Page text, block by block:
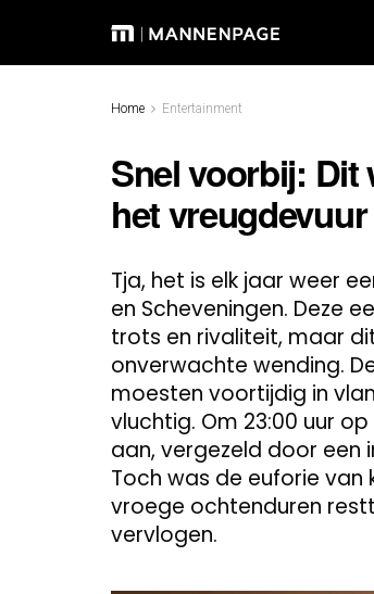
Home Entertainment
Snel voorbij: Dit
het
Tja, het is elk jaar weer
en Scheveningen. Deze
trots en rivaliteit, maar
onverwachte wending.
moesten voortijdig in
vluchtig. Om 23:00 uur
aan, vergezeld door een
Toch was de euforie van
vroege ochtenduren
vervlogen.